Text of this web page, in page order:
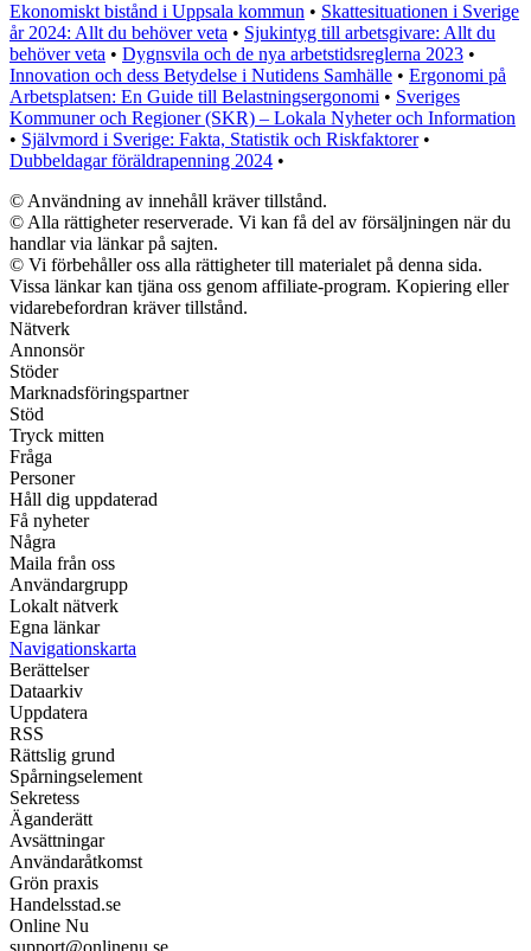
Ekonomiskt bistånd i Uppsala kommun • Skattesituationen i Sverige
år 2024: Allt du behöver veta • Sjukintyg till arbetsgivare: Allt du
behöver veta • Dygnsvila och de nya arbetstidsreglerna 2023 •
Innovation och dess Betydelse i Nutidens Samhälle • Ergonomi på
Arbetsplatsen: En Guide till Belastningsergonomi • Sveriges
Kommuner och Regioner (SKR) – Lokala Nyheter och Information
• Självmord i Sverige: Fakta, Statistik och Riskfaktorer•
Dubbeldagar föräldrapenning 2024 •
© Användning av innehåll kräver tillstånd.
© Alla rättigheter reserverade. Vi kan få del av försäljningen när du
handlar via länkar på sajten.
© Vi förbehåller oss alla rättigheter till materialet på denna sida.
Vissa länkar kan tjäna oss genom affiliate-program. Kopiering eller
vidarebefordran kräver tillstånd.
Nätverk
Annonsör
Stöder
Marknadsföringspartner
Stöd
Tryck mitten
Fråga
Personer
Håll dig uppdaterad
Få nyheter
Några
Maila från oss
Användargrupp
Lokalt nätverk
Egna länkar
Navigationskarta
Berättelser
Dataarkiv
Uppdatera
RSS
Rättslig grund
Spårningselement
Sekretess
Äganderätt
Avsättningar
Användaråtkomst
Grön praxis
Handelsstad.se
Online Nu